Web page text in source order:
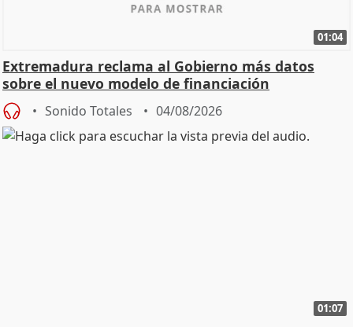
01:04
Extremadura reclama al Gobierno más datos
sobre el nuevo modelo de financiación
Sonido Totales 04/08/2026
01:07